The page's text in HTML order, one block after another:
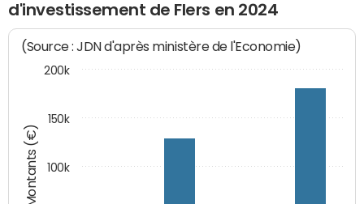
d'investissement de Flers en 2024
Montants (€)
(Source : JDN d'après ministère de l'Economie)
100k
150k
200k